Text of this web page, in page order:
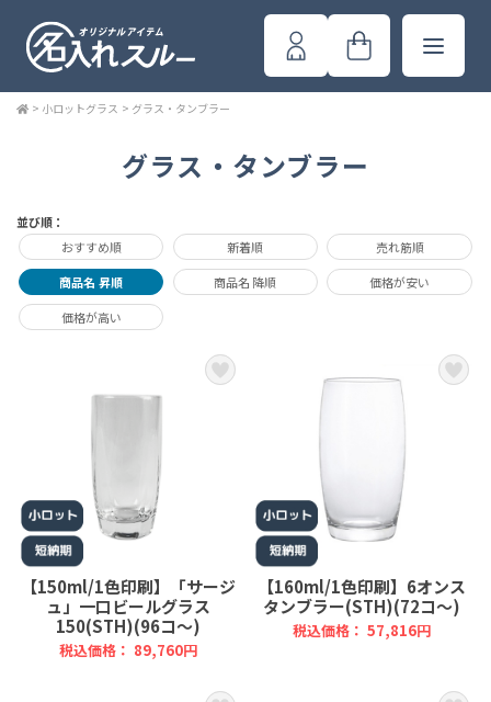
> 小ロットグラス > グラス・タンブラー
グラス・タンブラー
並び順：
おすすめ順
新着順 売れ筋順
商品名 昇順 商品名 降順 価格が安い
価格が高い
【150ml/1色印刷】「サージ
ュ」一口ビールグラス
150(STH)(96コ～)
税込価格： 89,760円
【160ml/1色印刷】6オンス
タンブラー(STH)(72コ～)
税込価格： 57,816円